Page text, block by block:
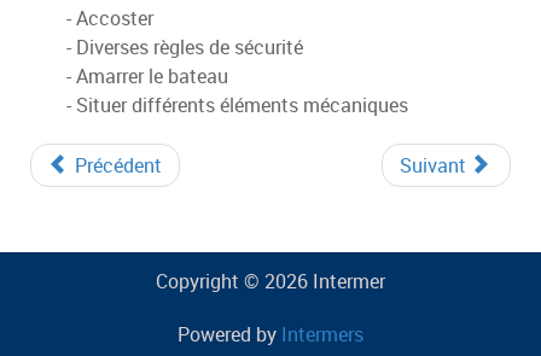
- Accoster
- Diverses règles de sécurité
- Amarrer le bateau
- Situer différents éléments mécaniques
Précédent Suivant
Copyright © 2026 Intermer
Powered by Intermers